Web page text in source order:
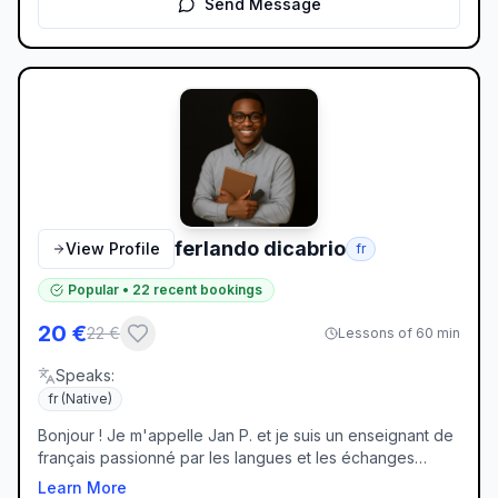
Send Message
View Profile ferlando dicabrio fr
Popular • 22 recent bookings
20 €22€ Lessons of 60 min
Speaks:
fr (Native)
Bonjour ! Je m'appelle Jan P. et je suis un enseignant de
français passionné par les langues et les échanges
culturels. Mon approche de l'enseignement est centrée
Learn More